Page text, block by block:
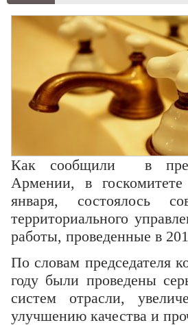
Как сообщили в
Армении, в
января, состоялось
территориального
работы, проведенные в
По словам председателя
году были проведены
систем отрасли,
улучшению качества и